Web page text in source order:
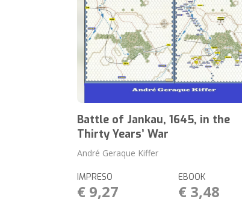
Battle of Jankau, 1645, in the
Thirty Years’ War
André Geraque Kiffer
IMPRESO
€ 9,27
EBOOK
€ 3,48